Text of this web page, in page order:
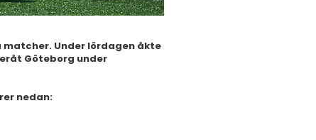
Under lördagen åkte
Göteborg under
nedan: